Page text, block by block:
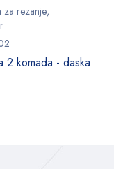
za rezanje,
2 komada - daska